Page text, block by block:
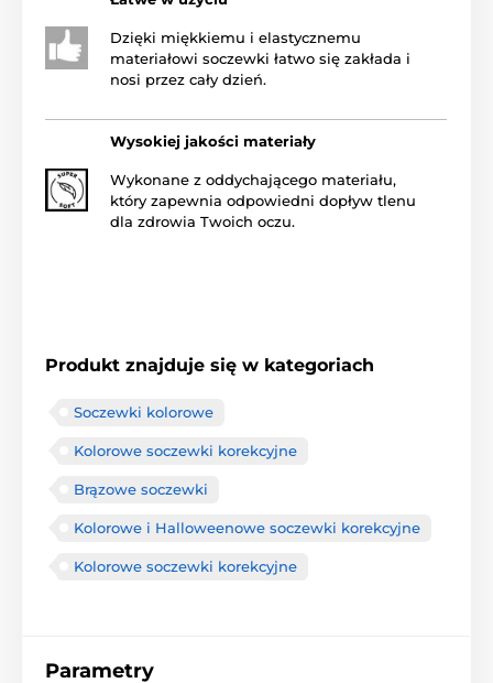
Dzięki miękkiemu i elastycznemu
materiałowi soczewki łatwo się zakłada i
nosi przez cały dzień.
Wysokiej jakości materiały
Wykonane z oddychającego materiału,
który zapewnia odpowiedni dopływ tlenu
dla zdrowia Twoich oczu.
Produkt znajduje się w kategoriach
Soczewki kolorowe
Kolorowe soczewki korekcyjne
Brązowe soczewki
Kolorowe i Halloweenowe soczewki korekcyjne
Kolorowe soczewki korekcyjne
Parametry